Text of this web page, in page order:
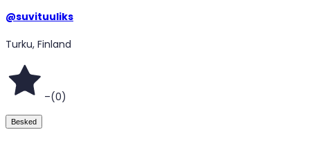
@suvituuliks
Turku, Finland
–(0)
Besked